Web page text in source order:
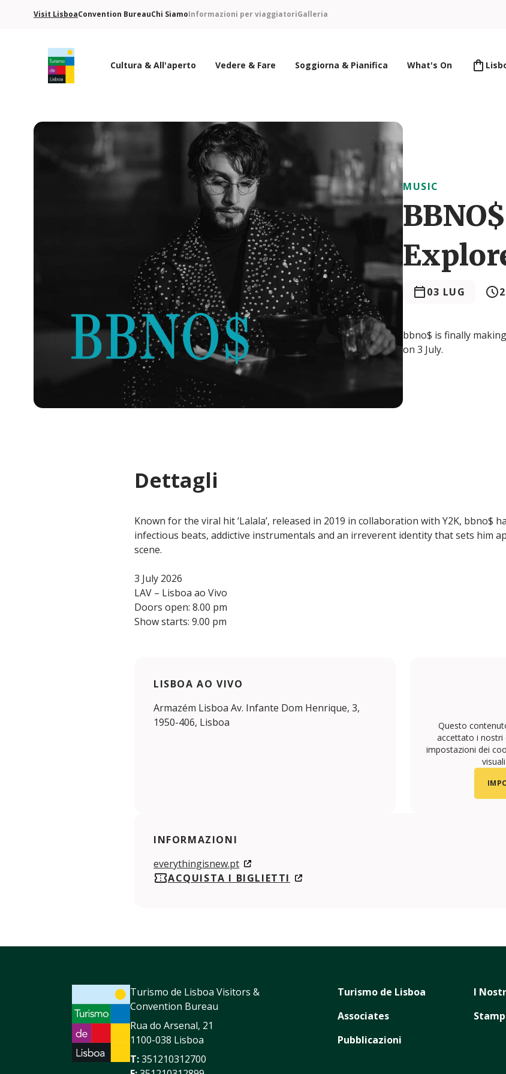
Visit LisboaConvention BureauChi SiamoInformazioni per viaggiatoriGalleria
Cultura & All'aperto Vedere & Fare Soggiorna & Pianifica What's On
MUSIC
03 LUG
bbno$ is finally
on 3 July.
Dettagli
Known for the viral hit ‘Lalala’, released in 2019 in collaboration with Y2K, bbno$
infectious beats, addictive instrumentals and an irreverent identity that sets him
scene.
3 July 2026
LAV – Lisboa ao Vivo
Doors open: 8.00 pm
Show starts: 9.00 pm
LISBOA AO VIVO
Armazém Lisboa Av. Infante Dom Henrique, 3,
1950-406, Lisboa
Questo
accettato i nostri
impostazioni dei
INFORMAZIONI
everythingisnew.pt
ACQUISTA I BIGLIETTI
Turismo de Lisboa Visitors &
Convention Bureau
Rua do Arsenal, 21
1100-038 Lisboa
T:351210312700
Turismo de Lisboa
Associates
Pubblicazioni
I